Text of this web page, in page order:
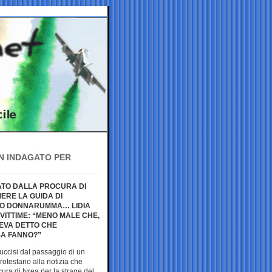
INDAGATO PER
DALLA PROCURA DI
LA GUIDA DI
DONNARUMMA… LIDIA
“MENO MALE CHE,
DETTO CHE
FANNO?”
dal passaggio di un
alla notizia che